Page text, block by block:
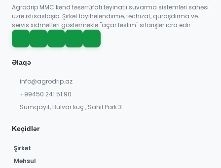
Agrodrip MMC kənd təsərrüfatı təyinatlı suvarma sistemləri sahəsi
üzrə ixtisaslaşıb. Şirkət layihələndirmə, təchizat, quraşdırma və
servis xidmətləri göstərməklə "açar təslim" sifarişlər icra edir.
Əlaqə
info@agrodrip.az
+99450 241 51 90
Sumqayıt, Bulvar küç., Sahil Park 3
Keçidlər
Şirkət
Məhsul